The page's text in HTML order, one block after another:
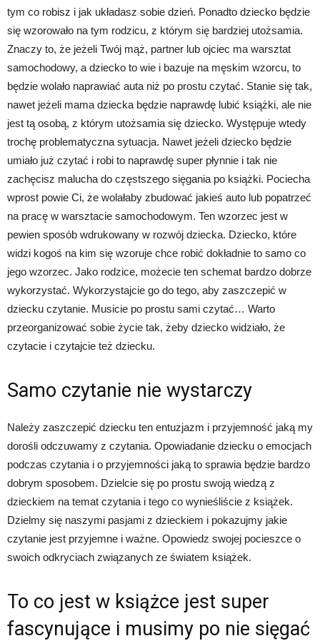
tym co robisz i jak układasz sobie dzień. Ponadto dziecko będzie
się wzorowało na tym rodzicu, z którym się bardziej utożsamia.
Znaczy to, że jeżeli Twój mąż, partner lub ojciec ma warsztat
samochodowy, a dziecko to wie i bazuje na męskim wzorcu, to
będzie wolało naprawiać auta niż po prostu czytać. Stanie się tak,
nawet jeżeli mama dziecka będzie naprawdę lubić książki, ale nie
jest tą osobą, z którym utożsamia się dziecko. Występuje wtedy
trochę problematyczna sytuacja. Nawet jeżeli dziecko będzie
umiało już czytać i robi to naprawdę super płynnie i tak nie
zachęcisz malucha do częstszego sięgania po książki. Pociecha
wprost powie Ci, że wolałaby zbudować jakieś auto lub popatrzeć
na pracę w warsztacie samochodowym. Ten wzorzec jest w
pewien sposób wdrukowany w rozwój dziecka. Dziecko, które
widzi kogoś na kim się wzoruje chce robić dokładnie to samo co
jego wzorzec. Jako rodzice, możecie ten schemat bardzo dobrze
wykorzystać. Wykorzystajcie go do tego, aby zaszczepić w
dziecku czytanie. Musicie po prostu sami czytać… Warto
przeorganizować sobie życie tak, żeby dziecko widziało, że
czytacie i czytajcie też dziecku.
Samo czytanie nie wystarczy
Należy zaszczepić dziecku ten entuzjazm i przyjemność jaką my
dorośli odczuwamy z czytania. Opowiadanie dziecku o emocjach
podczas czytania i o przyjemności jaką to sprawia będzie bardzo
dobrym sposobem. Dzielcie się po prostu swoją wiedzą z
dzieckiem na temat czytania i tego co wynieśliście z książek.
Dzielmy się naszymi pasjami z dzieckiem i pokazujmy jakie
czytanie jest przyjemne i ważne. Opowiedz swojej pocieszce o
swoich odkryciach związanych ze światem książek.
To co jest w książce jest super
fascynujące i musimy po nie sięgać